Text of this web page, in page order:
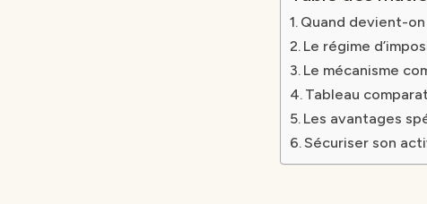
Quand devient-
Le régime
Le mécanisme
Tableau
Les avantages
Sécuriser son